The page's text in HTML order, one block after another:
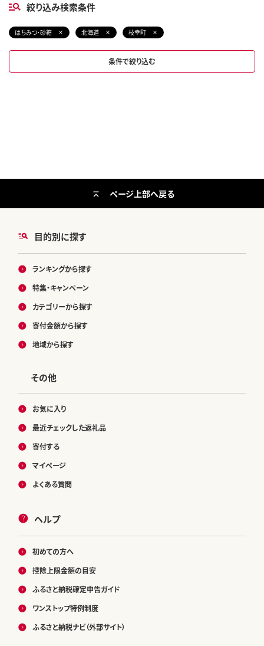
絞り込み検索条件
はちみつ・砂糖 北海道 枝幸町
条件で絞り込む
目的別に探す
ランキングから探す
特集・キャンペーン
カテゴリーから探す
寄付金額から探す
地域から探す
その他
お気に入り
最近チェックした返礼品
寄付する
マイページ
よくある質問
ヘルプ
初めての方へ
控除上限金額の目安
ふるさと納税確定申告ガイド
ワンストップ特例制度
ふるさと納税ナビ（外部サイト）
ページ上部へ戻る